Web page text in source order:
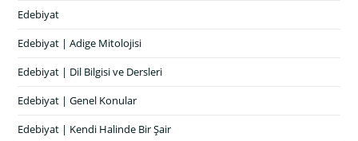
Edebiyat
Edebiyat | Adige Mitolojisi
Edebiyat | Dil Bilgisi ve Dersleri
Edebiyat | Genel Konular
Edebiyat | Kendi Halinde Bir Şair